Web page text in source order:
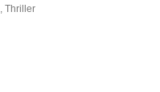
,Thriller